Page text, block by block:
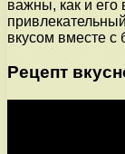
важны, как и его
вкусом вместе с
Рецепт